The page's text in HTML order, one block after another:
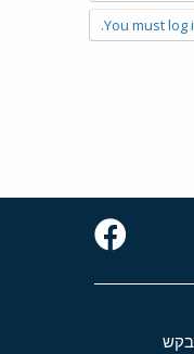
You must log